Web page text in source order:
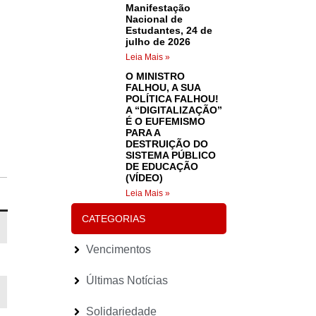
Manifestação
Nacional de
Estudantes, 24 de
julho de 2026
Leia Mais »
O MINISTRO
FALHOU, A SUA
POLÍTICA FALHOU!
A “DIGITALIZAÇÃO”
É O EUFEMISMO
PARA A
DESTRUIÇÃO DO
SISTEMA PÚBLICO
DE EDUCAÇÃO
(VÍDEO)
Leia Mais »
CATEGORIAS
Vencimentos
Últimas Notícias
Solidariedade